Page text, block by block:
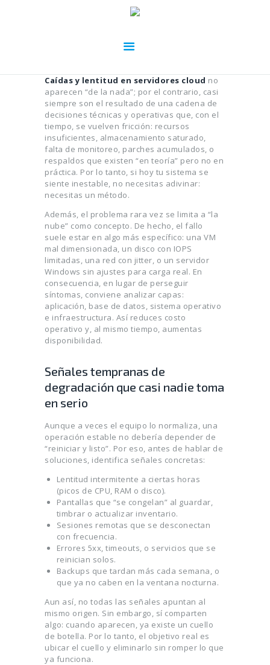
Caídas y lentitud en servidores cloud no
aparecen “de la nada”; por el contrario, casi
siempre son el resultado de una cadena de
decisiones técnicas y operativas que, con el
tiempo, se vuelven fricción: recursos
insuficientes, almacenamiento saturado,
falta de monitoreo, parches acumulados, o
respaldos que existen “en teoría” pero no en
práctica. Por lo tanto, si hoy tu sistema se
siente inestable, no necesitas adivinar:
necesitas un método.
Además, el problema rara vez se limita a “la
nube” como concepto. De hecho, el fallo
suele estar en algo más específico: una VM
mal dimensionada, un disco con IOPS
limitadas, una red con jitter, o un servidor
Windows sin ajustes para carga real. En
consecuencia, en lugar de perseguir
síntomas, conviene analizar capas:
aplicación, base de datos, sistema operativo
e infraestructura. Así reduces costo
operativo y, al mismo tiempo, aumentas
disponibilidad.
Señales tempranas de
degradación que casi nadie toma
en serio
Aunque a veces el equipo lo normaliza, una
operación estable no debería depender de
“reiniciar y listo”. Por eso, antes de hablar de
soluciones, identifica señales concretas:
Lentitud intermitente a ciertas horas
(picos de CPU, RAM o disco).
Pantallas que “se congelan” al guardar,
timbrar o actualizar inventario.
Sesiones remotas que se desconectan
con frecuencia.
Errores 5xx, timeouts, o servicios que se
reinician solos.
Backups que tardan más cada semana, o
que ya no caben en la ventana nocturna.
Aun así, no todas las señales apuntan al
mismo origen. Sin embargo, sí comparten
algo: cuando aparecen, ya existe un cuello
de botella. Por lo tanto, el objetivo real es
ubicar el cuello y eliminarlo sin romper lo que
ya funciona.